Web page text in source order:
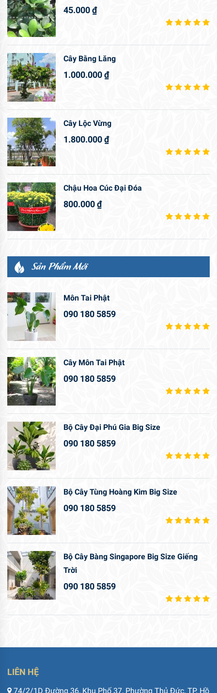
45.000₫
Cây Bằng Lăng
1.000.000₫
Cây Lộc Vừng
1.800.000₫
Chậu Hoa Cúc Đại Đóa
800.000₫
Sản Phẩm Mới
Môn Tai Phật
090 180 5859
Cây Môn Tai Phật
090 180 5859
Bộ Cây Đại Phú Gia Big Size
090 180 5859
Bộ Cây Tùng Hoàng Kim Big Size
090 180 5859
Bộ Cây Bàng Singapore Big Size Giếng
Trời
090 180 5859
LIÊN HỆ
74/2/1D Đường 36, Khu Phố 37, Phường Thủ Đức, TP. Hồ